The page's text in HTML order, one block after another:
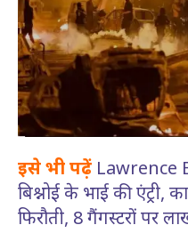
इसे भी पढ़ें Lawrence
बिश्नोई के भाई की एंट्री,
फिरौती, 8 गैंगस्टरों पर